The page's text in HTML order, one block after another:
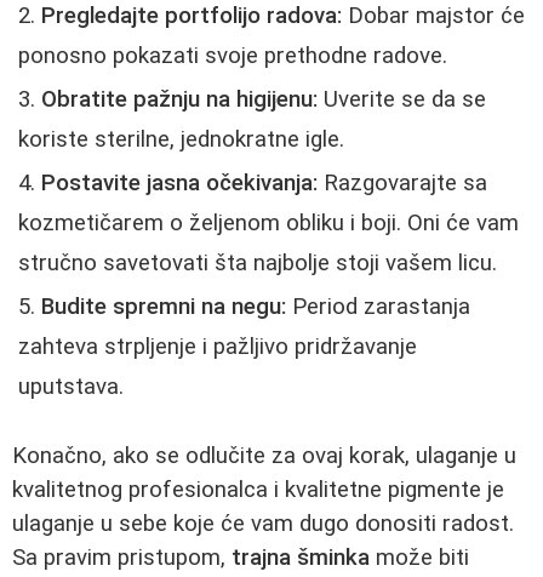
Pregledajte portfolijo radova: Dobar majstor će
ponosno pokazati svoje prethodne radove.
Obratite pažnju na higijenu: Uverite se da se
koriste sterilne, jednokratne igle.
Postavite jasna očekivanja: Razgovarajte sa
kozmetičarem o željenom obliku i boji. Oni će vam
stručno savetovati šta najbolje stoji vašem licu.
Budite spremni na negu: Period zarastanja
zahteva strpljenje i pažljivo pridržavanje
uputstava.
Konačno, ako se odlučite za ovaj korak, ulaganje u
kvalitetnog profesionalca i kvalitetne pigmente je
ulaganje u sebe koje će vam dugo donositi radost.
Sa pravim pristupom, trajna šminka može biti